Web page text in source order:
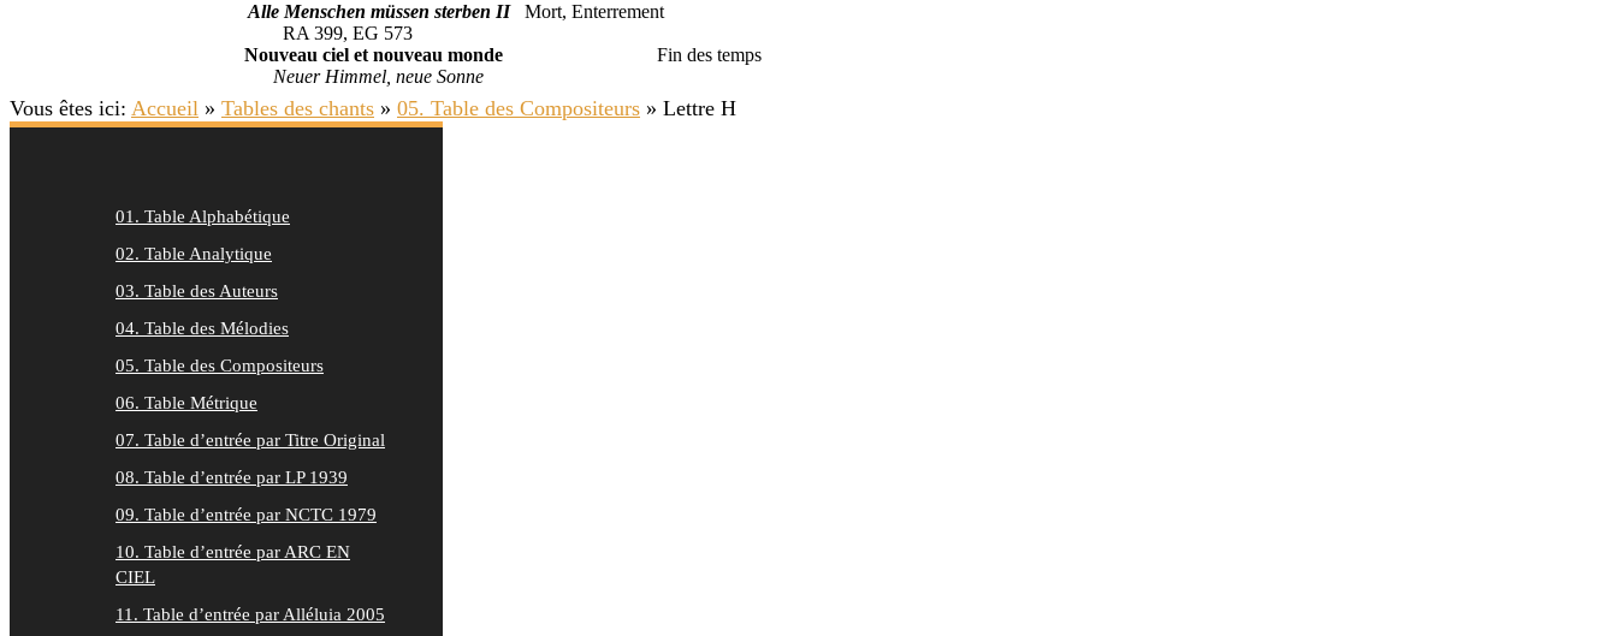
Alle Menschen müssen sterben IIMort, Enterrement
RA 399, EG 573
Nouveau ciel et nouveau monde
Fin des temps
Neuer Himmel, neue Sonne
Vous êtes ici: Accueil » Tables des chants » 05. Table des Compositeurs » Lettre H
01. Table Alphabétique
02. Table Analytique
03. Table des Auteurs
04. Table des Mélodies
05. Table des Compositeurs
06. Table Métrique
07. Table d’entrée par Titre Original
08. Table d’entrée par LP 1939
09. Table d’entrée par NCTC 1979
10. Table d’entrée par ARC EN
CIEL
11. Table d’entrée par Alléluia 2005